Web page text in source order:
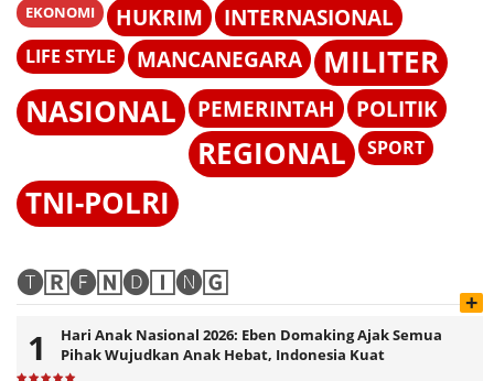
EKONOMI HUKRIM INTERNASIONAL
LIFE STYLE MANCANEGARA
MILITER
NASIONAL
PEMERINTAH POLITIK
REGIONAL SPORT
TNI-POLRI
🅣🅁🅔🄽🅓🄸🅝🄶
+
Hari Anak Nasional 2026: Eben Domaking Ajak Semua
Pihak Wujudkan Anak Hebat, Indonesia Kuat